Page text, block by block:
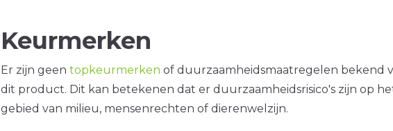
Keurmerken
Er zijn geen topkeurmerken of duurzaamheidsmaatregelen bekend
dit product. Dit kan betekenen dat er duurzaamheidsrisico's zijn op
gebied van milieu, mensenrechten of dierenwelzijn.